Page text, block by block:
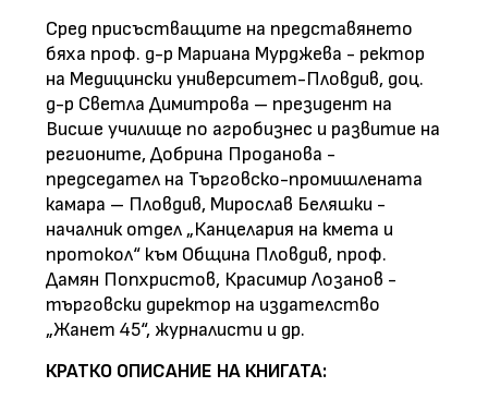
Сред присъстващите на представянето
бяха проф. д-р Мариана Мурджева - ректор
на Медицински университет-Пловдив, доц.
д-р Светла Димитрова – президент на
Висше училище по агробизнес и развитие на
регионите, Добрина Проданова -
председател на Търговско-промишлената
камара – Пловдив, Мирослав Беляшки -
началник отдел „Канцелария на кмета и
протокол“ към Община Пловдив, проф.
Дамян Попхристов, Красимир Лозанов -
търговски директор на издателство
„Жанет 45“, журналисти и др.
КРАТКО ОПИСАНИЕ НА КНИГАТА: